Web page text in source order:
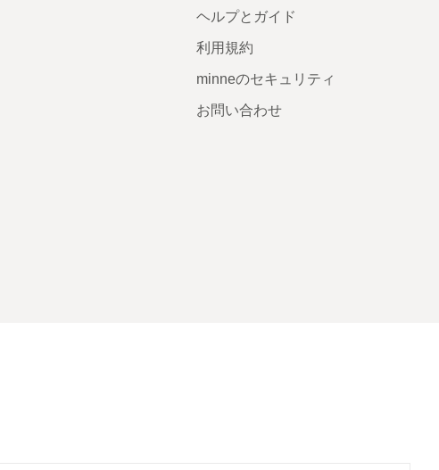
ヘルプとガイド
利用規約
minneのセキュリティ
お問い合わせ